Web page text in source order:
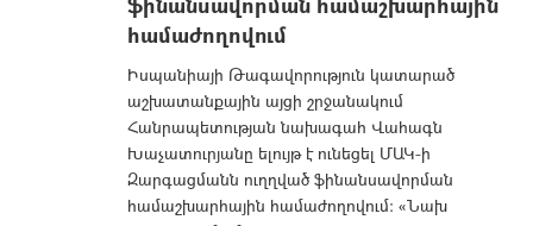
համաժողովում
Իսպանիայի Թագավորություն կատարած
աշխատանքային այցի շրջանակում
Հանրապետության նախագահ Վահագն
Խաչատուրյանը ելույթ է ունեցել ՄԱԿ-ի
Զարգացմանն ուղղված ֆինանսավորման
համաշխարհային համաժողովում։ «Նախ